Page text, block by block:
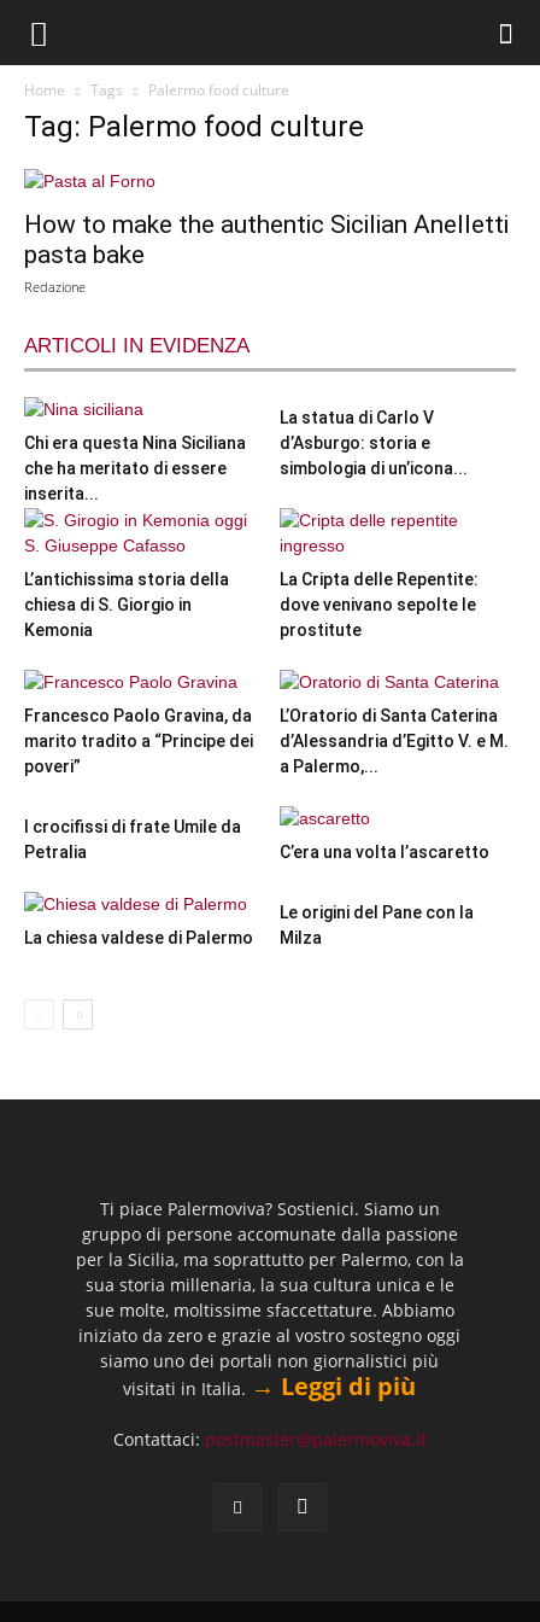
Home Tags Palermo food culture
Tag: Palermo food culture
How to make the authentic Sicilian Anelletti
pasta bake
Redazione
ARTICOLI IN EVIDENZA
Chi era questa Nina Siciliana
che ha meritato di essere
inserita...
La statua di Carlo V
d’Asburgo: storia e
simbologia di un’icona...
L’antichissima storia della
chiesa di S. Giorgio in
Kemonia
La Cripta delle Repentite:
dove venivano sepolte le
prostitute
Francesco Paolo Gravina, da
marito tradito a “Principe dei
poveri”
L’Oratorio di Santa Caterina
d’Alessandria d’Egitto V. e M.
a Palermo,...
I crocifissi di frate Umile da
Petralia
C’era una volta l’ascaretto
La chiesa valdese di Palermo
Le origini del Pane con la
Milza
Ti piace Palermoviva? Sostienici. Siamo un
gruppo di persone accomunate dalla passione
per la Sicilia, ma soprattutto per Palermo, con la
sua storia millenaria, la sua cultura unica e le
sue molte, moltissime sfaccettature. Abbiamo
iniziato da zero e grazie al vostro sostegno oggi
siamo uno dei portali non giornalistici più
visitati in Italia. → Leggi di più
Contattaci: postmaster@palermoviva.it